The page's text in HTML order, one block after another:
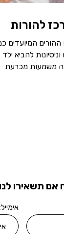
להורות
המיועדים
להביא
משמעות מכרעת
אם תשאירו
אימייל: